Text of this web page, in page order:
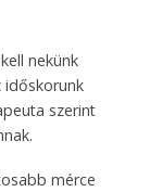
nekünk
szerint
mérce